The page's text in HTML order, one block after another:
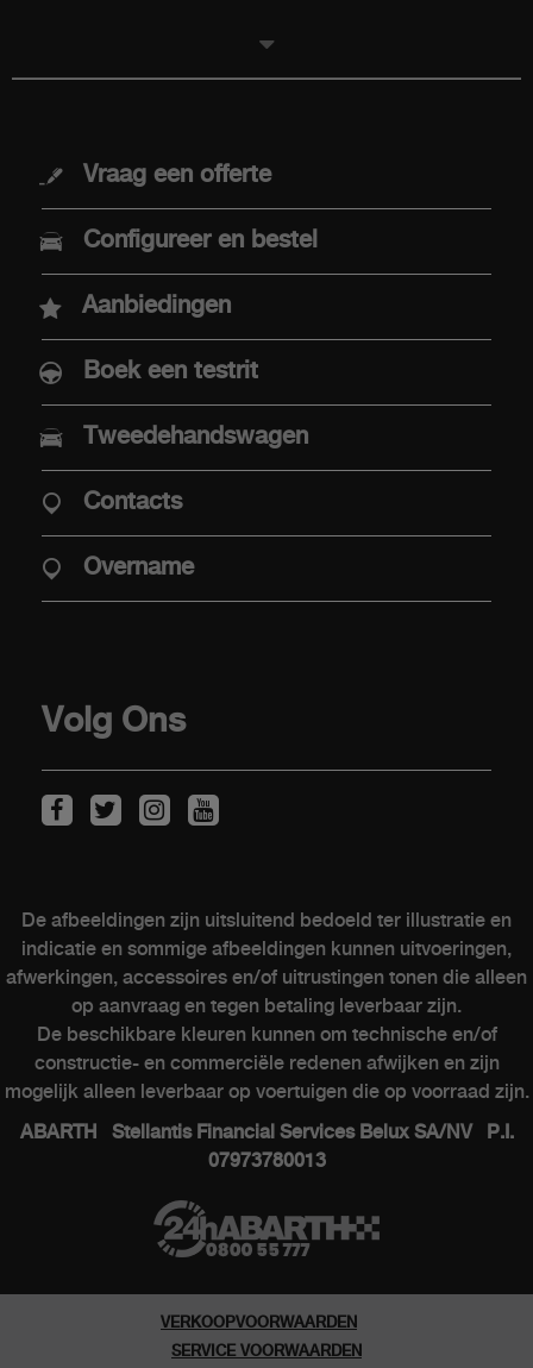
MODELLEN
Nieuwe Abarth 600e
Abarth 500e
AANKOOP
Aaanbiedingen
Aanbod Abarth Special Warranty
Verkooppunten
KLANTEN
Naverkoop
Contacteer een verkooppunt
ABARTH WERELD
Geschiedenis
Speciale series
Vraag een offerte
Configureer en bestel
Aanbiedingen
Boek een testrit
Tweedehandswagen
Contacts
Overname
Volg Ons
De afbeeldingen zijn uitsluitend bedoeld ter illustratie en
indicatie en sommige afbeeldingen kunnen uitvoeringen,
afwerkingen, accessoires en/of uitrustingen tonen die alleen
op aanvraag en tegen betaling leverbaar zijn.
De beschikbare kleuren kunnen om technische en/of
constructie- en commerciële redenen afwijken en zijn
mogelijk alleen leverbaar op voertuigen die op voorraad zijn.
ABARTH Stellantis Financial Services Belux SA/NV P.I.
07973780013
VERKOOPVOORWAARDEN
SERVICE VOORWAARDEN